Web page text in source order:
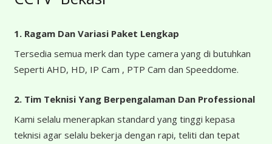
1. Ragam Dan Variasi Paket Lengkap
Tersedia semua merk dan type camera yang di butuhkan
Seperti AHD, HD, IP Cam , PTP Cam dan Speeddome.
2. Tim Teknisi Yang Berpengalaman Dan Professional
Kami selalu menerapkan standard yang tinggi kepasa
teknisi agar selalu bekerja dengan rapi, teliti dan tepat